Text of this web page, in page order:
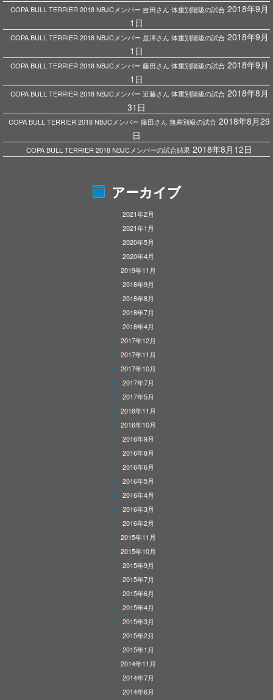
COPA BULL TERRIER 2018 NBJCメンバー 吉田さん 体重別階級の試合 2018年9月
1日
COPA BULL TERRIER 2018 NBJCメンバー 是澤さん 体重別階級の試合 2018年9月
1日
COPA BULL TERRIER 2018 NBJCメンバー 藤田さん 体重別階級の試合 2018年9月
1日
COPA BULL TERRIER 2018 NBJCメンバー 近藤さん 体重別階級の試合 2018年8月
31日
COPA BULL TERRIER 2018 NBJCメンバー 藤田さん 無差別級の試合 2018年8月29
日
COPA BULL TERRIER 2018 NBJCメンバーの試合結果 2018年8月12日
アーカイブ
2021年2月
2021年1月
2020年5月
2020年4月
2019年11月
2018年9月
2018年8月
2018年7月
2018年4月
2017年12月
2017年11月
2017年10月
2017年7月
2017年5月
2016年11月
2016年10月
2016年9月
2016年8月
2016年6月
2016年5月
2016年4月
2016年3月
2016年2月
2015年11月
2015年10月
2015年9月
2015年7月
2015年6月
2015年4月
2015年3月
2015年2月
2015年1月
2014年11月
2014年7月
2014年6月